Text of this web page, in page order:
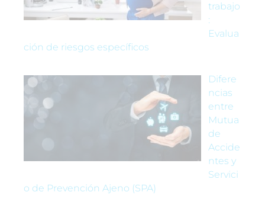
trabajo
:
Evalua
ción de riesgos específicos
Difere
ncias
entre
Mutua
de
Accide
ntes y
Servici
o de Prevención Ajeno (SPA)